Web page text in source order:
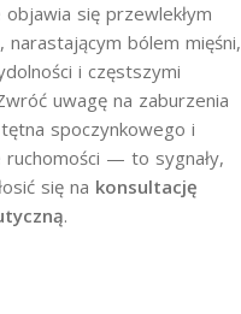
objawia się przewlekłym
narastającym bólem mięśni,
i częstszymi
uwagę na zaburzenia
spoczynkowego i
ruchomości — to sygnały,
się na konsultację
.